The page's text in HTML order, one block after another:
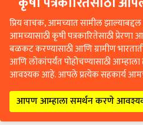
प्रिय वाचक, आमच्यात सामील
आमच्यासाठी कृषी पत्रकारितेसाठी
बळकट करण्यासाठी आणि ग्रामीण
आणि लोकांपर्यंत पोहोचण्यासाठी
आवश्यक आहे. आपले प्रत्येक सहकार्य
आपण आम्हाला समर्थन करणे